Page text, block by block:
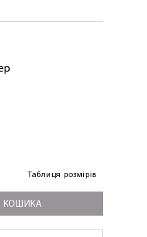
Таблиця розмірів
КОШИКА